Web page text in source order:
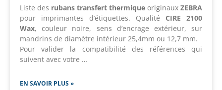
Liste des rubans transfert thermique originaux ZEBRA
pour imprimantes d’étiquettes. Qualité CIRE 2100
Wax, couleur noire, sens d’encrage extérieur, sur
mandrins de diamètre intérieur 25,4mm ou 12,7 mm.
Pour valider la compatibilité des références qui
suivent avec votre …
EN SAVOIR PLUS »